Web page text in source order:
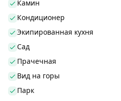
Камин
Кондиционер
Экипированная кухня
Сад
Прачечная
Вид на горы
Парк